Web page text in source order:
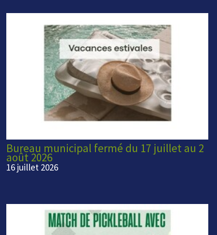
Bureau municipal fermé du 17 juillet au 2
août 2026
16 juillet 2026